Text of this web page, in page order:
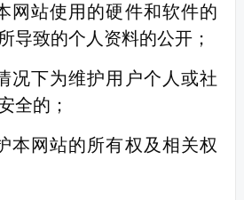
网站使用的硬件和软件的
导致的个人资料的公开；
况下为维护用户个人或社
全的；
本网站的所有权及相关权